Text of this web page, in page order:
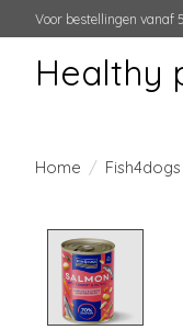
Voor bestellingen vanaf
Healthy
Home /